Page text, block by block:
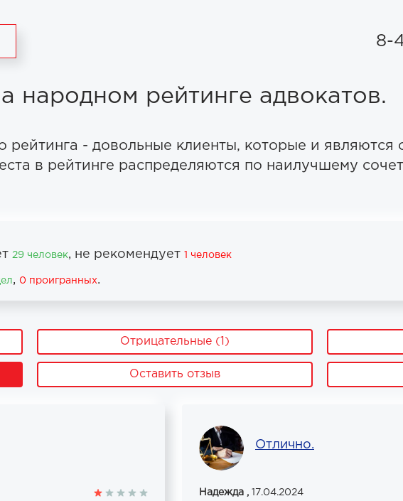
8-
народном рейтинге адвокатов.
рейтинга - довольные клиенты, которые и являются
в рейтинге распределяются по наилучшему
29 человек, не рекомендует 1 человек
, 0 проигранных.
Отрицательные (1)
Оставить отзыв
Отлично.
Надежда , 17.04.2024